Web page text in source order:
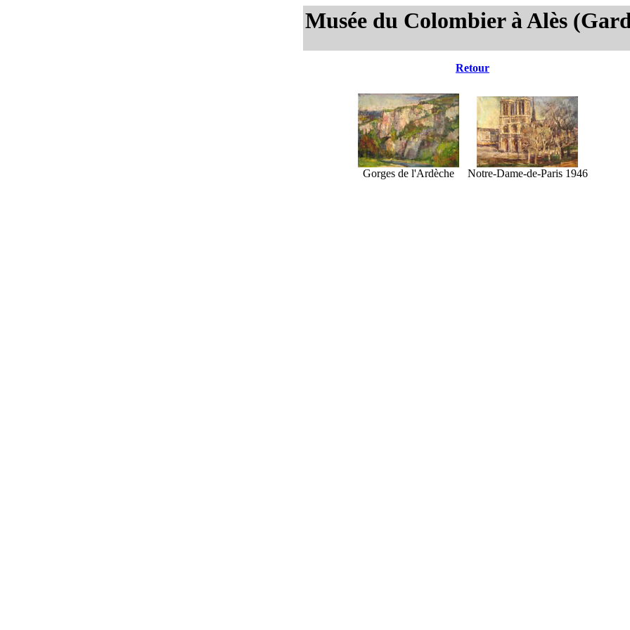
Musée du Colombier à Alès
Retour
Gorges de l'Ardèche Notre-Dame-de-Paris 1946